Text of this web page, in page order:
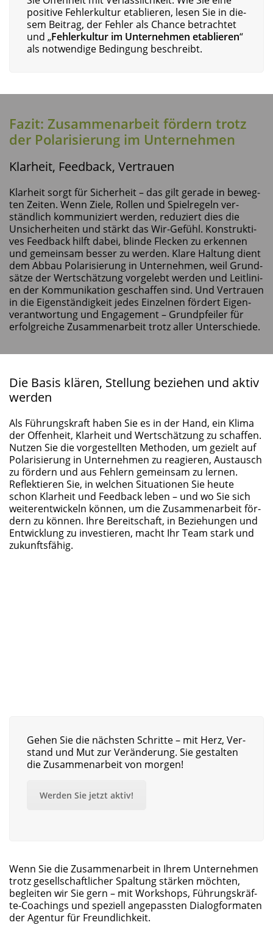
posi­ti­ve Feh­ler­kul­tur eta­blie­ren, lesen Sie in die­
sem Bei­trag, der Feh­ler als Chan­ce betrach­tet
und „Feh­ler­kul­tur im Unter­neh­men eta­blie­ren“
als not­wen­di­ge Bedin­gung beschreibt.
Fazit: Zusam­men­ar­beit för­dern trotz
der Pola­ri­sie­rung im Unternehmen
Klar­heit, Feed­back, Vertrauen
Klar­heit sorgt für Sicher­heit – das gilt gera­de in beweg­
ten Zei­ten. Wenn Zie­le, Rol­len und Spiel­re­geln ver­
ständ­lich kom­mu­ni­ziert wer­den, redu­ziert dies die
Unsi­cher­hei­ten und stärkt das Wir-Gefühl. Kon­struk­ti­
ves Feed­back hilft dabei, blin­de Fle­cken zu erken­nen
und gemein­sam bes­ser zu wer­den. Kla­re Hal­tung dient
dem Abbau Pola­ri­sie­rung in Unter­neh­men, weil Grund­
sät­ze der Wert­schät­zung vor­ge­lebt wer­den und Leit­li­ni­
en der Kom­mu­ni­ka­ti­on geschaf­fen sind. Und Ver­trau­en
in die Eigen­stän­dig­keit jedes Ein­zel­nen för­dert Eigen­
ver­ant­wor­tung und Enga­ge­ment – Grund­pfei­ler für
erfolg­rei­che Zusam­men­ar­beit trotz aller Unterschiede.
Die Basis klä­ren, Stel­lung bezie­hen und aktiv
werden
Als Füh­rungs­kraft haben Sie es in der Hand, ein Kli­ma
der Offen­heit, Klar­heit und Wert­schät­zung zu schaf­fen.
Nut­zen Sie die vor­ge­stell­ten Metho­den, um gezielt auf
Pola­ri­sie­rung in Unter­neh­men zu reagie­ren, Aus­tausch
zu för­dern und aus Feh­lern gemein­sam zu ler­nen.
Reflek­tie­ren Sie, in wel­chen Situa­tio­nen Sie heu­te
schon Klar­heit und Feed­back leben – und wo Sie sich
wei­ter­ent­wi­ckeln kön­nen, um die Zusam­men­ar­beit för­
dern zu kön­nen. Ihre Bereit­schaft, in Bezie­hun­gen und
Ent­wick­lung zu inves­tie­ren, macht Ihr Team stark und
zukunftsfähig.
Gehen Sie die nächs­ten Schrit­te – mit Herz, Ver­
stand und Mut zur Ver­än­de­rung. Sie gestal­ten
die Zusam­men­ar­beit von morgen!
Wer­den Sie jetzt aktiv!
Wenn Sie die Zusam­men­ar­beit in Ihrem Unter­neh­men
trotz gesell­schaft­li­cher Spal­tung stär­ken möch­ten,
beglei­ten wir Sie gern – mit Work­shops, Füh­rungs­kräf­
te-Coa­chings und spe­zi­ell ange­pass­ten Dia­log­for­ma­ten
der Agen­tur für Freundlichkeit.